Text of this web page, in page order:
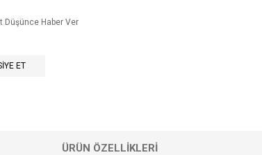
Düşünce Haber Ver
ET
ÜRÜN ÖZELLIKLERI